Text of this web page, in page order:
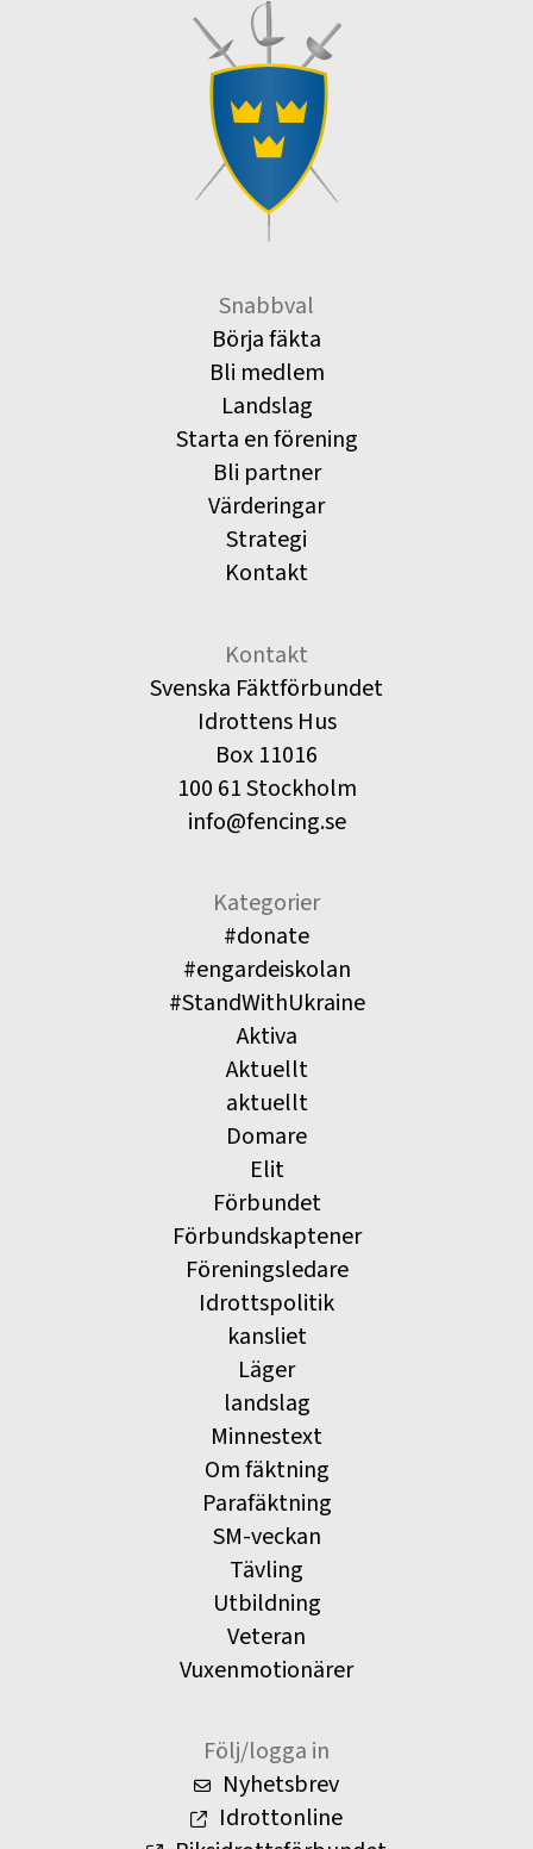
Snabbval
Börja fäkta
Bli medlem
Landslag
Starta en förening
Bli partner
Värderingar
Strategi
Kontakt
Kontakt
Svenska Fäktförbundet
Idrottens Hus
Box 11016
100 61 Stockholm
info@fencing.se
Kategorier
#donate
#engardeiskolan
#StandWithUkraine
Aktiva
Aktuellt
aktuellt
Domare
Elit
Förbundet
Förbundskaptener
Föreningsledare
Idrottspolitik
kansliet
Läger
landslag
Minnestext
Om fäktning
Parafäktning
SM-veckan
Tävling
Utbildning
Veteran
Vuxenmotionärer
Följ/logga in
Nyhetsbrev
Idrottonline